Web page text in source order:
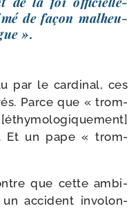
de façon mal­heu­
».
par le car­di­nal, ces
Parce que « trom­
Et un pape « trom­
que cette ambi­
un acci­dent invo­lon­